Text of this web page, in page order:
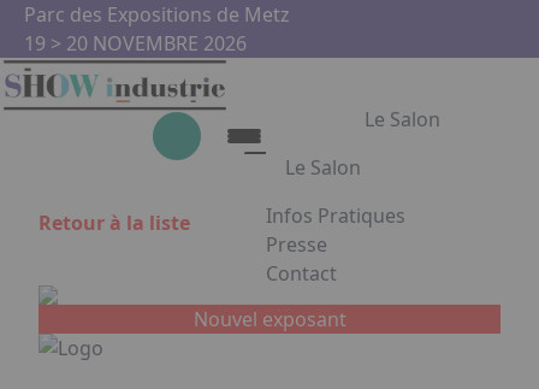
Aller au contenu principal
Parc des Expositions de Metz
19 > 20 NOVEMBRE 2026
Le Salon
Le Salon
Le Salon
Show Industrie
Partenaires
Show Industrie en images
Infos Pratiques
Presse
Contact
Appuyez sur Entrée pour
Retour à la liste
Nouvel exposant
Panneau de gestion des cookies